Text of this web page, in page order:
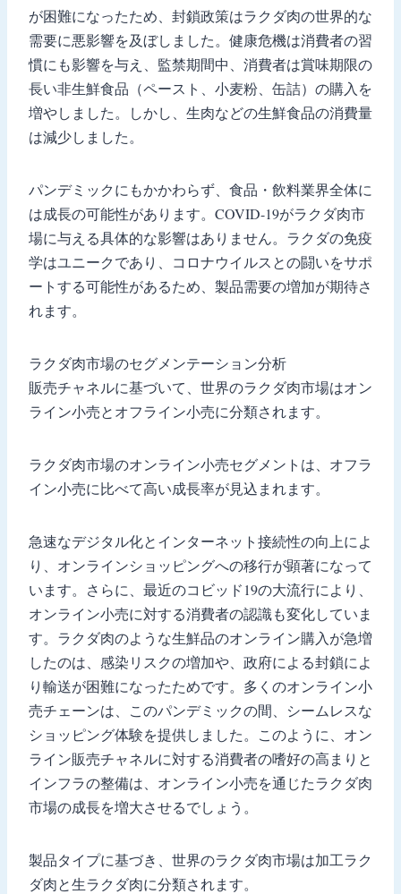
が困難になったため、封鎖政策はラクダ肉の世界的な
需要に悪影響を及ぼしました。健康危機は消費者の習
慣にも影響を与え、監禁期間中、消費者は賞味期限の
長い非生鮮食品（ペースト、小麦粉、缶詰）の購入を
増やしました。しかし、生肉などの生鮮食品の消費量
は減少しました。
パンデミックにもかかわらず、食品・飲料業界全体に
は成長の可能性があります。COVID-19がラクダ肉市
場に与える具体的な影響はありません。ラクダの免疫
学はユニークであり、コロナウイルスとの闘いをサポ
ートする可能性があるため、製品需要の増加が期待さ
れます。
ラクダ肉市場のセグメンテーション分析
販売チャネルに基づいて、世界のラクダ肉市場はオン
ライン小売とオフライン小売に分類されます。
ラクダ肉市場のオンライン小売セグメントは、オフラ
イン小売に比べて高い成長率が見込まれます。
急速なデジタル化とインターネット接続性の向上によ
り、オンラインショッピングへの移行が顕著になって
います。さらに、最近のコビッド19の大流行により、
オンライン小売に対する消費者の認識も変化していま
す。ラクダ肉のような生鮮品のオンライン購入が急増
したのは、感染リスクの増加や、政府による封鎖によ
り輸送が困難になったためです。多くのオンライン小
売チェーンは、このパンデミックの間、シームレスな
ショッピング体験を提供しました。このように、オン
ライン販売チャネルに対する消費者の嗜好の高まりと
インフラの整備は、オンライン小売を通じたラクダ肉
市場の成長を増大させるでしょう。
製品タイプに基づき、世界のラクダ肉市場は加工ラク
ダ肉と生ラクダ肉に分類されます。